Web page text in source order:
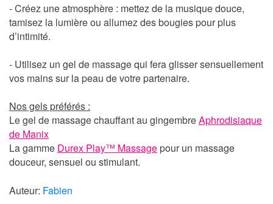
-Créez une atmosphère : mettez de la musique douce,
tamisez la lumière ou allumez des bougies pour plus
d’intimité.
- Utilisez un gel de massagequi fera glisser sensuellement
vos mains sur la peau de votre partenaire.
Nos gels préférés :
Le gel de massage chauffant au gingembreAphrodisiaque
de Manix
La gamme Durex Play™ Massagepour un massage
douceur, sensuel ou stimulant.
Auteur: Fabien